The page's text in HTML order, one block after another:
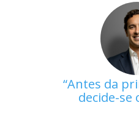
Antes da
decide-se